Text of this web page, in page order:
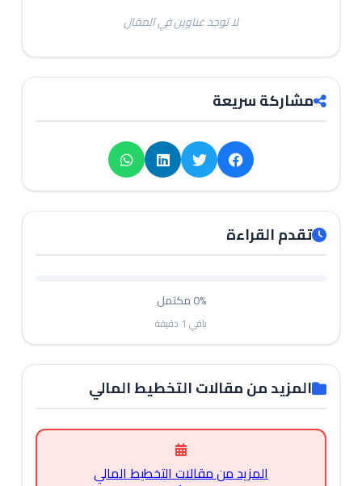
لا توجد عناوين في المقال
مشاركة سريعة
تقدم القراءة
0%مكتمل
باقي 1 دقيقة
المزيد من مقالات التخطيط المالي
المزيد من مقالات التخطيط المالي